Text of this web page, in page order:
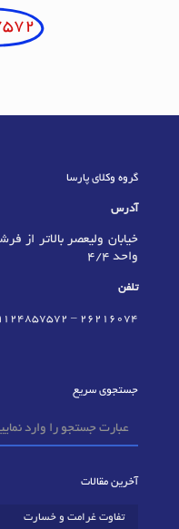
گروه وکلای پارسا
آدرس
واحد 4/4
تلفن
٢٦٢١٦٠٧٤ –
جستجوی سریع
آخرین مقالات
تفاوت غرامت و خسارت